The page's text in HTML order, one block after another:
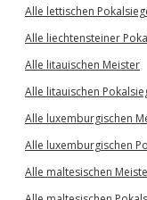
Alle lettischen
Alle liechtensteiner
Alle litauischen Meister
Alle litauischen
Alle luxemburgischen
Alle luxemburgischen
Alle maltesischen